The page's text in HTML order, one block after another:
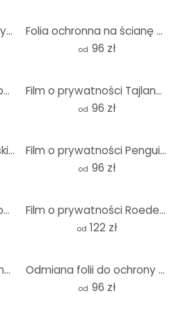
Mosaic 01 - Panoramiczny film o prywatności Folia ochronna na ścianę śródziemnomorską - Panorama
od 96 zł
Film o ochronie prywatności Zielony kciuk - Panorama Film o prywatności Tajlandia Budda - Panorama 01
od 96 zł
Panoramiczny film alpejski - Panorama Film o prywatności Penguin - Panorama
od 96 zł
Film o ochronie prywatności Coffee Magic - Panorama Film o prywatności Roeder - Potrzebuję witaminy Sea - Pa
od 122 zł
Folia do ochrony prywatności Wall 01 - Panorama Odmiana folii do ochrony prywatności 03 - Panorama
od 96 zł